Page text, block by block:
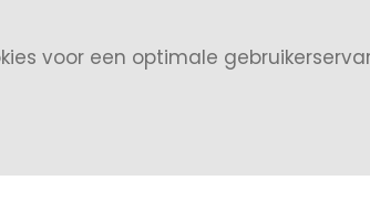
voor een optimale